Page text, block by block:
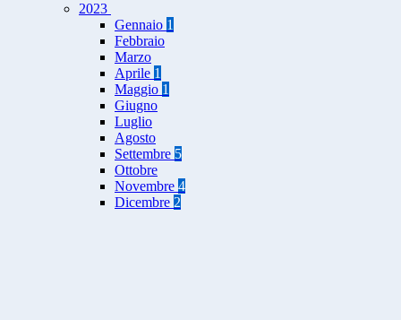
2023
Gennaio 1
Febbraio
Marzo
Aprile 1
Maggio 1
Giugno
Luglio
Agosto
Settembre 5
Ottobre
Novembre 4
Dicembre 2